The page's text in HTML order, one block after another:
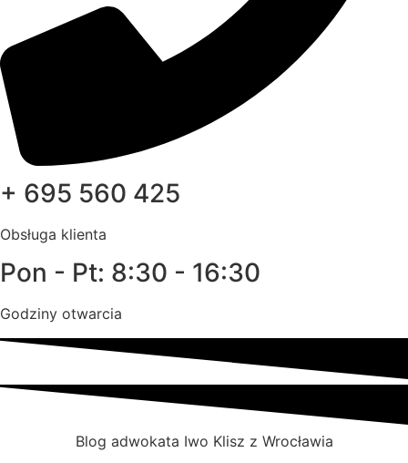
+ 695 560 425
Obsługa klienta
Pon - Pt: 8:30 - 16:30
Godziny otwarcia
Blog adwokata Iwo Klisz z Wrocławia